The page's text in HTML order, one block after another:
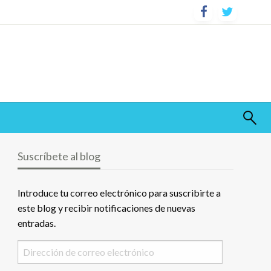
Suscríbete al blog
Introduce tu correo electrónico para suscribirte a
este blog y recibir notificaciones de nuevas
entradas.
Dirección
de